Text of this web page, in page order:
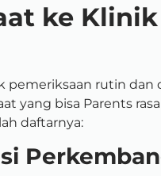
ke
pemeriksaan rutin dan
yang bisa Parents
daftarnya: